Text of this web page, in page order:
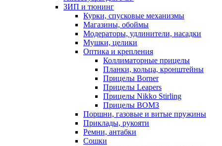
ЗИП и тюнинг
Курки, спусковые механизмы
Магазины, обоймы
Модераторы, удлинители, насадки
Мушки, целики
Оптика и крепления
Коллиматорные прицелы
Планки, кольца, кронштейны
Прицелы Borner
Прицелы Leapers
Прицелы Nikko Stirling
Прицелы ВОМЗ
Поршни, газовые и витые пружины
Приклады, рукояти
Ремни, антабки
Сошки